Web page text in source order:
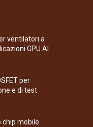
ventilatori a
GPU AI
per
e di test
chip mobile